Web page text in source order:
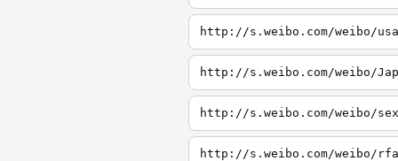
http://s.weibo.com/weibo/usa
http://s.weibo.com/weibo/Jap
http://s.weibo.com/weibo/sex
http://s.weibo.com/weibo/rfa